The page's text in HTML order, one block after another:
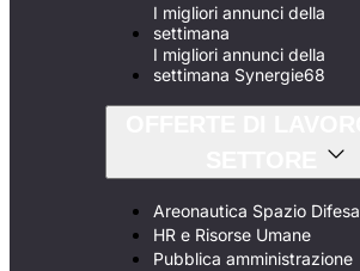
I migliori annunci della
settimana
I migliori annunci della
settimana Synergie68
Areonautica Spazio Difesa
HR e Risorse Umane
Pubblica amministrazione